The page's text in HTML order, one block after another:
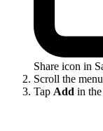
Share icon in
Scroll the
Tap Add in